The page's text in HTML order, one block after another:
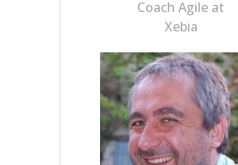
Coach Agile at
Xebia